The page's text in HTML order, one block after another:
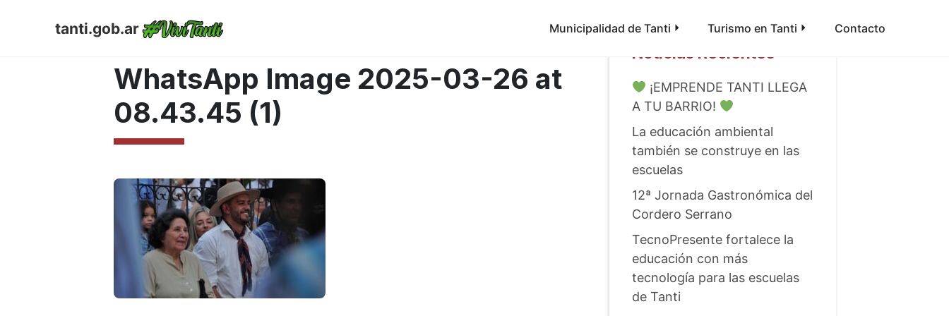
tanti.gob.ar Municipalidad de Tanti Turismo en Tanti Contacto
MARZO 26, 2025
WhatsApp Image 2025-03-26 at
08.43.45 (1)
Noticias Recientes
¡EMPRENDE TANTI LLEGA
A TU BARRIO!
La educación ambiental
también se construye en las
escuelas
12ª Jornada Gastronómica del
Cordero Serrano
TecnoPresente fortalece la
educación con más
tecnología para las escuelas
de Tanti